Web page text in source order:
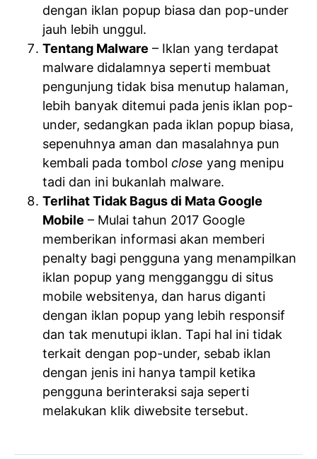
dengan iklan popup biasa dan pop-under
jauh lebih unggul.
Tentang Malware – Iklan yang terdapat
malware didalamnya seperti membuat
pengunjung tidak bisa menutup halaman,
lebih banyak ditemui pada jenis iklan pop-
under, sedangkan pada iklan popup biasa,
sepenuhnya aman dan masalahnya pun
kembali pada tombol close yang menipu
tadi dan ini bukanlah malware.
Terlihat Tidak Bagus di Mata Google
Mobile – Mulai tahun 2017 Google
memberikan informasi akan memberi
penalty bagi pengguna yang menampilkan
iklan popup yang mengganggu di situs
mobile websitenya, dan harus diganti
dengan iklan popup yang lebih responsif
dan tak menutupi iklan. Tapi hal ini tidak
terkait dengan pop-under, sebab iklan
dengan jenis ini hanya tampil ketika
pengguna berinteraksi saja seperti
melakukan klik diwebsite tersebut.